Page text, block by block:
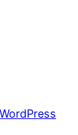
WordPress